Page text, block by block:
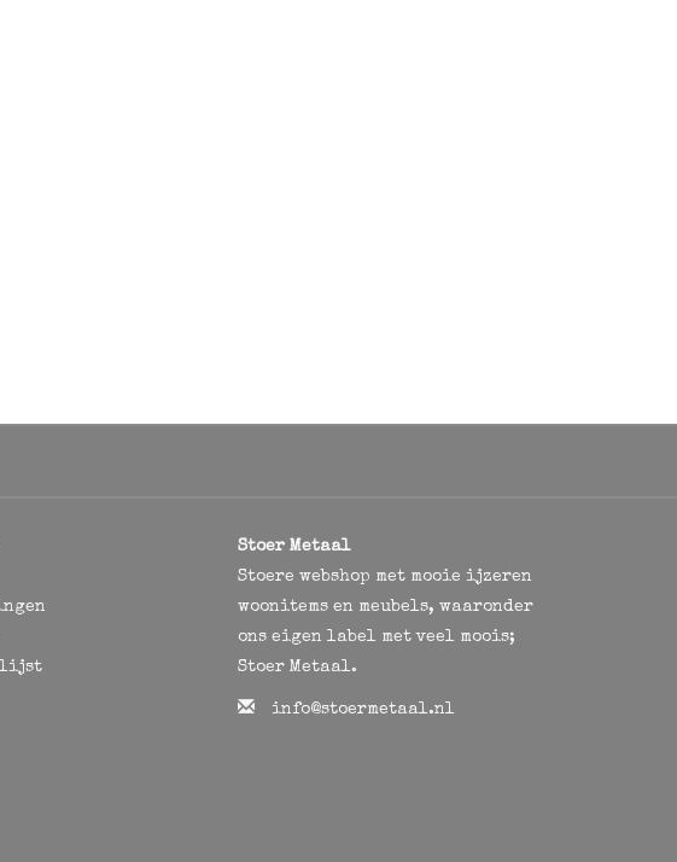
Stoer Metaal
Stoere webshop met mooie ijzeren
woonitems en meubels, waaronder
ons eigen label met veel moois;
Stoer Metaal.
info@stoermetaal.nl